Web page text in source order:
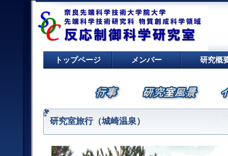
研究室旅行（城崎温泉）
トップページ メンバー 研究概